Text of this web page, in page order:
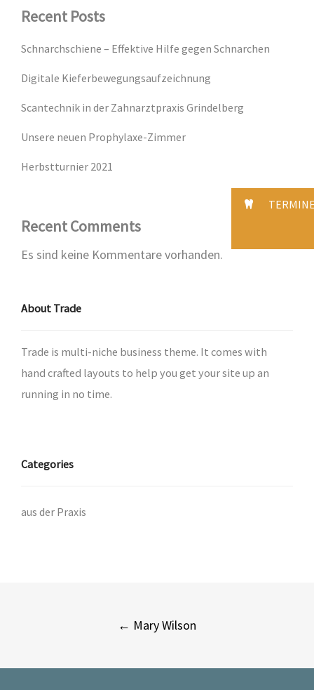
Recent Posts
Schnarchschiene – Effektive Hilfe gegen Schnarchen
Digitale Kieferbewegungsaufzeichnung
Scantechnik in der Zahnarztpraxis Grindelberg
Unsere neuen Prophylaxe-Zimmer
Herbstturnier 2021
Recent Comments
Es sind keine Kommentare vorhanden.
About Trade
Trade is multi-niche business theme. It comes with
hand crafted layouts to help you get your site up an
running in no time.
Categories
aus der Praxis
← Mary Wilson